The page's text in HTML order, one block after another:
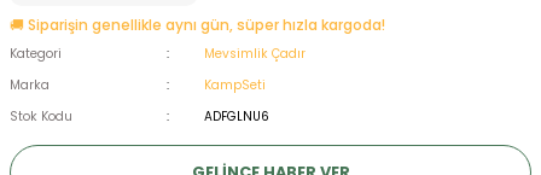
🚚 Siparişin genellikle aynı gün, süper hızla kargoda!
Kategori
Mevsimlik Çadır
Marka
KampSeti
Stok Kodu
ADFGLNU6